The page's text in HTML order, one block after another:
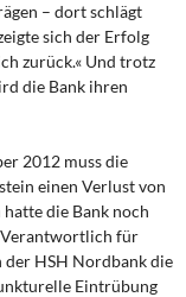
– dort schlägt
sich der Erfolg
zurück.« Und trotz
die Bank ihren
2012 muss die
einen Verlust von
die Bank noch
Verantwortlich für
der HSH Nordbank die
Eintrübung